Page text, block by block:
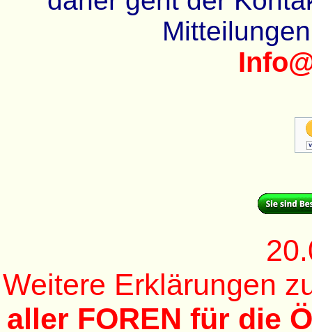
Weitere Erklärungen
aller FOREN für die